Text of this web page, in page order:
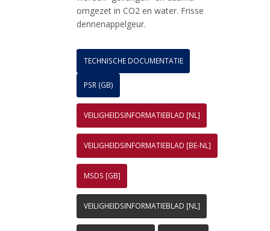
omgezet in CO2 en water. Frisse
dennenappelgeur.
TECHNISCHE DOCUMENTATIE
PSR (GB)
VEILIGHEIDSINFORMATIEBLAD [NL]
VEILIGHEIDSINFORMATIEBLAD [BE-NL]
MSDS [GB]
VEILIGHEIDSINFORMATIEBLAD [NL]